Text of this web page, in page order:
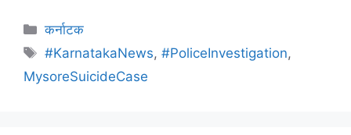
कर्नाटक
#KarnatakaNews,#PoliceInvestigation,
MysoreSuicideCase